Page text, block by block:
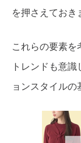
を押さえておき
これらの要素
トレンドも意
ョンスタイルの